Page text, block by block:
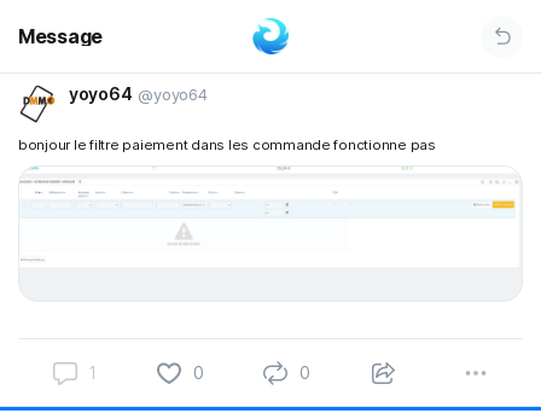
Message
yoyo64 @yoyo64
bonjour le filtre paiement dans les commande fonctionne pas
1 0 0